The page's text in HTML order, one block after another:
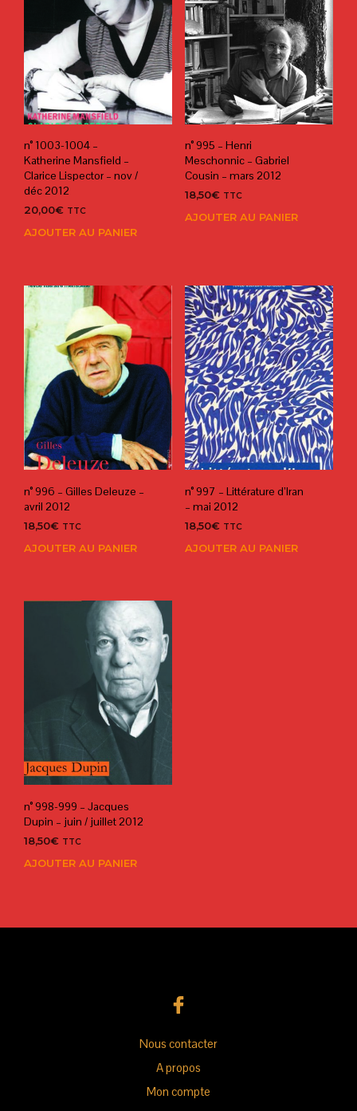
n° 1003-1004 –
Katherine Mansfield –
Clarice Lispector – nov /
déc 2012
20,00€ TTC
AJOUTER AU PANIER
n° 995 – Henri
Meschonnic – Gabriel
Cousin – mars 2012
18,50€ TTC
AJOUTER AU PANIER
n° 996 – Gilles Deleuze –
avril 2012
18,50€ TTC
AJOUTER AU PANIER
n° 997 – Littérature d’Iran
– mai 2012
18,50€ TTC
AJOUTER AU PANIER
n° 998-999 – Jacques
Dupin – juin / juillet 2012
18,50€ TTC
AJOUTER AU PANIER
Nous contacter
A propos
Mon compte